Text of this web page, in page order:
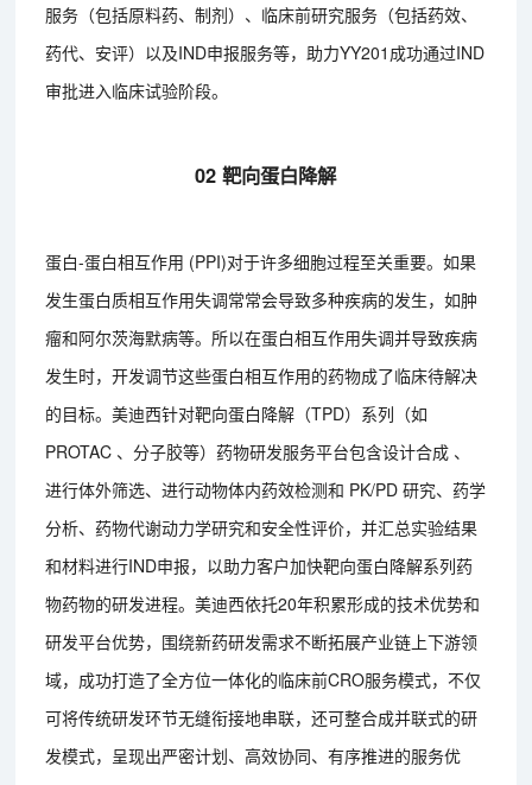
服务（包括原料药、制剂）、临床前研究服务（包括药效、
药代、安评）以及IND申报服务等，助力YY201成功通过IND
审批进入临床试验阶段。
02 靶向蛋白降解
蛋白-蛋白相互作用 (PPI)对于许多细胞过程至关重要。如果
发生蛋白质相互作用失调常常会导致多种疾病的发生，如肿
瘤和阿尔茨海默病等。所以在蛋白相互作用失调并导致疾病
发生时，开发调节这些蛋白相互作用的药物成了临床待解决
的目标。美迪西针对靶向蛋白降解（TPD）系列（如
PROTAC 、分子胶等）药物研发服务平台包含设计合成 、
进行体外筛选、进行动物体内药效检测和 PK/PD 研究、药学
分析、药物代谢动力学研究和安全性评价，并汇总实验结果
和材料进行IND申报，以助力客户加快靶向蛋白降解系列药
物药物的研发进程。美迪西依托20年积累形成的技术优势和
研发平台优势，围绕新药研发需求不断拓展产业链上下游领
域，成功打造了全方位一体化的临床前CRO服务模式，不仅
可将传统研发环节无缝衔接地串联，还可整合成并联式的研
发模式，呈现出严密计划、高效协同、有序推进的服务优